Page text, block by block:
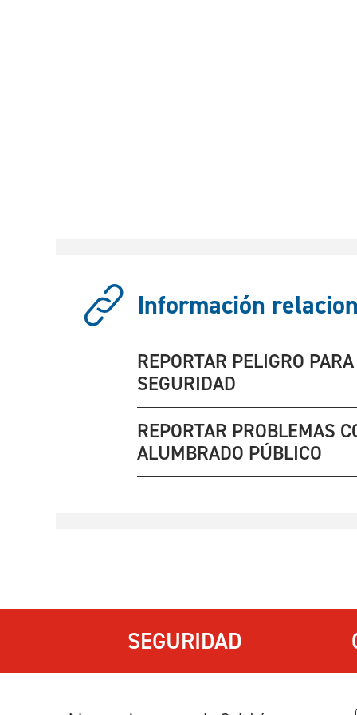
Información
REPORTAR PELIGRO
SEGURIDAD
REPORTAR PROBLEMAS
ALUMBRADO PÚBLICO
SEGURIDAD